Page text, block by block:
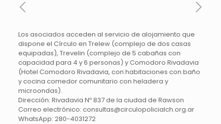
Los asociados acceden al servicio de alojamiento que
dispone el Círculo en Trelew (complejo de dos casas
equipadas), Trevelin (complejo de 5 cabañas con
capacidad para 4 y 6 personas) y Comodoro Rivadavia
(Hotel Comodoro Rivadavia, con habitaciones con baño
y cocina comedor comunitario con heladera y
microondas).
Dirección: Rivadavia Nº 837 de la ciudad de Rawson
Correo electrónico: consultas@circulopolicialch.org.ar
WhatsApp: 280-4031272